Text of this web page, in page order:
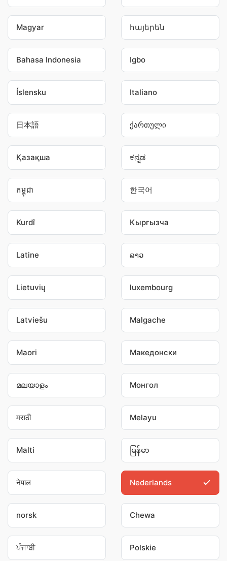
Magyar հայերեն
Bahasa Indonesia Igbo
Íslensku Italiano
日本語 ქართული
Қазақша ಕನ್ನಡ
កម្ពុជា 한국어
Kurdî Кыргызча
Latine ລາວ
Lietuvių luxembourg
Latviešu Malgache
Maori Македонски
മലയാളം Монгол
मराठी Melayu
Malti မြန်မာ
नेपाल Nederlands
norsk Chewa
ਪੰਜਾਬੀ Polskie